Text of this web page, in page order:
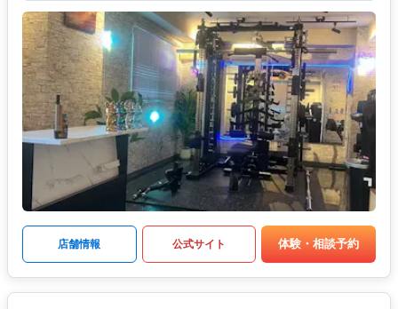
店舗情報 公式サイト 体験・相談予約